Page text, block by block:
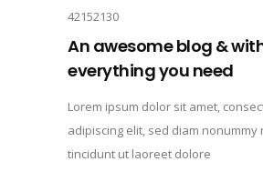
42152130
An awesome blog &
everything you need
Lorem ipsum dolor sit amet,
adipiscing elit, sed diam nonummy
tincidunt ut laoreet dolore